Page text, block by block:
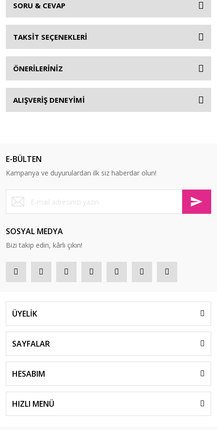
SORU & CEVAP
TAKSİT SEÇENEKLERİ
ÖNERİLERİNİZ
ALIŞVERİŞ DENEYİMİ
E-BÜLTEN
Kampanya ve duyurulardan ilk siz haberdar olun!
SOSYAL MEDYA
Bizi takip edin, kârlı çıkın!
ÜYELİK
SAYFALAR
HESABIM
HIZLI MENÜ